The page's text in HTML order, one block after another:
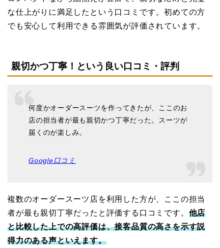
な仕上がりに満足したという口コミです。初めての方
でも安心して利用できる雰囲気が評価されています。
親切かつ丁寧！という良い口コミ・評判
何度かオーダースーツを作ってきたが、ここのお
店の担当者が最も親切かつ丁寧だった。スーツが
届くのが楽しみ。
Google口コミ
複数のオーダースーツ店を利用した方が、ここの担当
者が最も親切丁寧だったと評価する口コミです。 他店
と比較した上での高評価は、接客品質の高さを示す説
得力のある声といえます。